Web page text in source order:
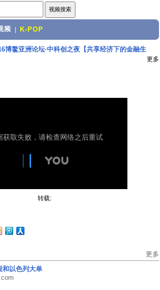
频 K-POP
博鳌亚洲论坛·中科创之夜【共享经济下的金融生
更多
转载:
更多
和以色列大单